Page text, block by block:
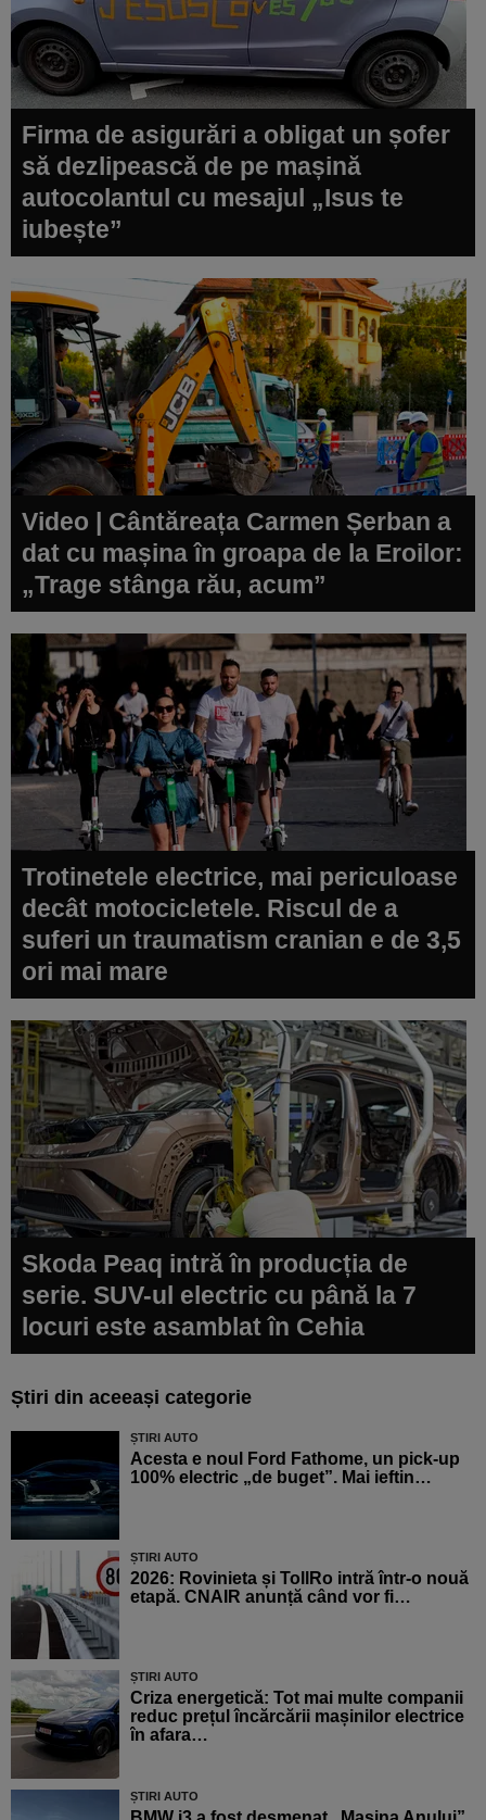
Firma de asigurări a obligat un șofer
să dezlipească de pe mașină
autocolantul cu mesajul „Isus te
iubește”
Video | Cântăreața Carmen Șerban a
dat cu mașina în groapa de la Eroilor:
„Trage stânga rău, acum”
Trotinetele electrice, mai periculoase
decât motocicletele. Riscul de a
suferi un traumatism cranian e de 3,5
ori mai mare
Skoda Peaq intră în producția de
serie. SUV-ul electric cu până la 7
locuri este asamblat în Cehia
Știri din aceeași categorie
ȘTIRI AUTO
Acesta e noul Ford Fathome, un pick-up
100% electric „de buget”. Mai ieftin…
ȘTIRI AUTO
2026: Rovinieta și TollRo intră într-o nouă
etapă. CNAIR anunță când vor fi…
ȘTIRI AUTO
Criza energetică: Tot mai multe companii
reduc prețul încărcării mașinilor electrice
în afara…
ȘTIRI AUTO